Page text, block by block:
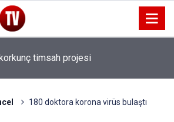
timsah projesi
Kalan Başkan Çaykara özgürlüğüne
180 doktora korona virüs bulaştı